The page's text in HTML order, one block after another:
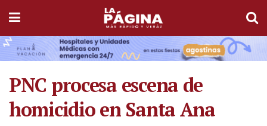
PNC procesa escena de
homicidio en Santa Ana